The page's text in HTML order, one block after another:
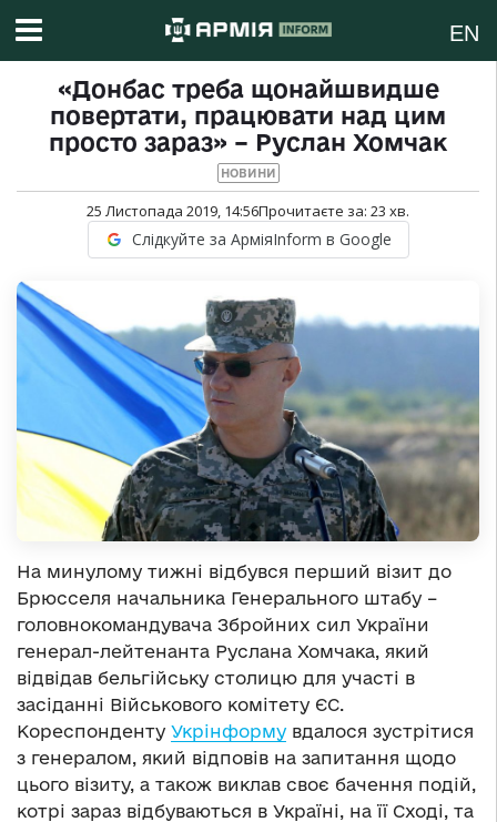
EN
«Донбас треба щонайшвидше
повертати, працювати над цим
просто зараз» – Руслан Хомчак
НОВИНИ
25 Листопада 2019, 14:56Прочитаєте за: 23 хв.
Слідкуйте за АрміяInform в Google
На минулому тижні відбувся перший візит до
Брюсселя начальника Генерального штабу –
головнокомандувача Збройних сил України
генерал-лейтенанта Руслана Хомчака, який
відвідав бельгійську столицю для участі в
засіданні Військового комітету ЄС.
Кореспонденту Укрінформу вдалося зустрітися
з генералом, який відповів на запитання щодо
цього візиту, а також виклав своє бачення подій,
котрі зараз відбуваються в Україні, на її Сході, та